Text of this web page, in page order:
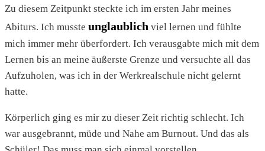
Zu diesem Zeitpunkt steckte ich im ersten Jahr meines
Abiturs. Ich musste unglaublich viel lernen und fühlte
mich immer mehr überfordert. Ich verausgabte mich mit dem
Lernen bis an meine äußerste Grenze und versuchte all das
Aufzuholen, was ich in der Werkrealschule nicht gelernt
hatte.
Körperlich ging es mir zu dieser Zeit richtig schlecht. Ich
war ausgebrannt, müde und Nahe am Burnout. Und das als